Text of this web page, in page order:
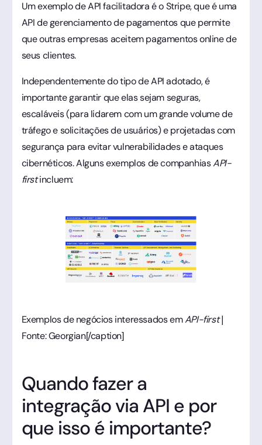
Um exemplo de API facilitadora é o Stripe, que é uma
API de gerenciamento de pagamentos que permite
que outras empresas aceitem pagamentos online de
seus clientes.
Independentemente do tipo de API adotado, é
importante garantir que elas sejam seguras,
escaláveis (para lidarem com um grande volume de
tráfego e solicitações de usuários) e projetadas com
segurança para evitar vulnerabilidades e ataques
cibernéticos. Alguns exemplos de companhiasAPI-
firstincluem:
Exemplos de negócios interessados emAPI-first |
Fonte: Georgian[/caption]
Quando fazer a
integração via API e por
que isso é importante?